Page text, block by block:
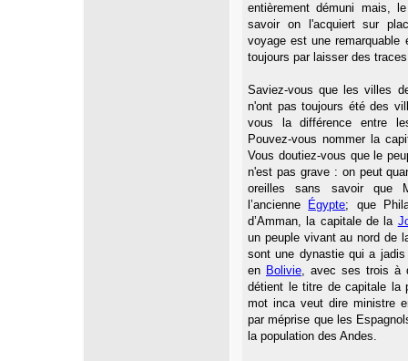
entièrement démuni mais,
savoir on l'acquiert sur
voyage est une remarquable
toujours par laisser des
Saviez-vous que les villes
n'ont pas toujours été des
vous la différence entre
Pouvez-vous nommer la
Vous doutiez-vous que le
n'est pas grave : on peut
oreilles sans savoir que
l’ancienne
Égypte; que
d’Amman, la capitale de la
un peuple vivant au nord de
sont une dynastie qui a
en Bolivie, avec ses trois à
détient le titre de capitale la
mot inca veut dire ministre
par méprise que les
la population des Andes.